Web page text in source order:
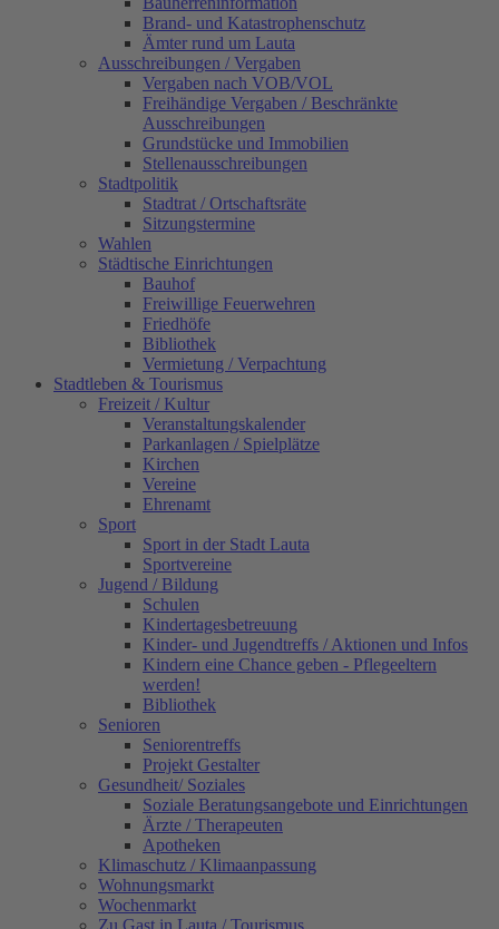
Brand- und Katastrophenschutz
Ämter rund um Lauta
Ausschreibungen / Vergaben
Vergaben nach VOB/VOL
Freihändige Vergaben / Beschränkte
Ausschreibungen
Grundstücke und Immobilien
Stellenausschreibungen
Stadtpolitik
Stadtrat / Ortschaftsräte
Sitzungstermine
Wahlen
Städtische Einrichtungen
Bauhof
Freiwillige Feuerwehren
Friedhöfe
Bibliothek
Vermietung / Verpachtung
Stadtleben & Tourismus
Freizeit / Kultur
Veranstaltungskalender
Parkanlagen / Spielplätze
Kirchen
Vereine
Ehrenamt
Sport
Sport in der Stadt Lauta
Sportvereine
Jugend / Bildung
Schulen
Kindertagesbetreuung
Kinder- und Jugendtreffs / Aktionen und Infos
Kindern eine Chance geben - Pflegeeltern
werden!
Bibliothek
Senioren
Seniorentreffs
Projekt Gestalter
Gesundheit/ Soziales
Soziale Beratungsangebote und Einrichtungen
Ärzte / Therapeuten
Apotheken
Klimaschutz / Klimaanpassung
Wohnungsmarkt
Wochenmarkt
Zu Gast in Lauta / Tourismus